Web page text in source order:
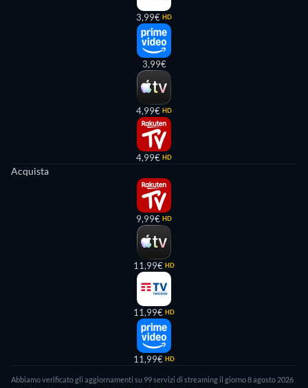
3,99€ HD
3,99€
4,99€ HD
4,99€ HD
Acquista
9,99€ HD
11,99€ HD
11,99€ HD
11,99€ HD
Abbiamo verificato gli aggiornamenti su 99servizi di streaming il giorno8 agosto 2026